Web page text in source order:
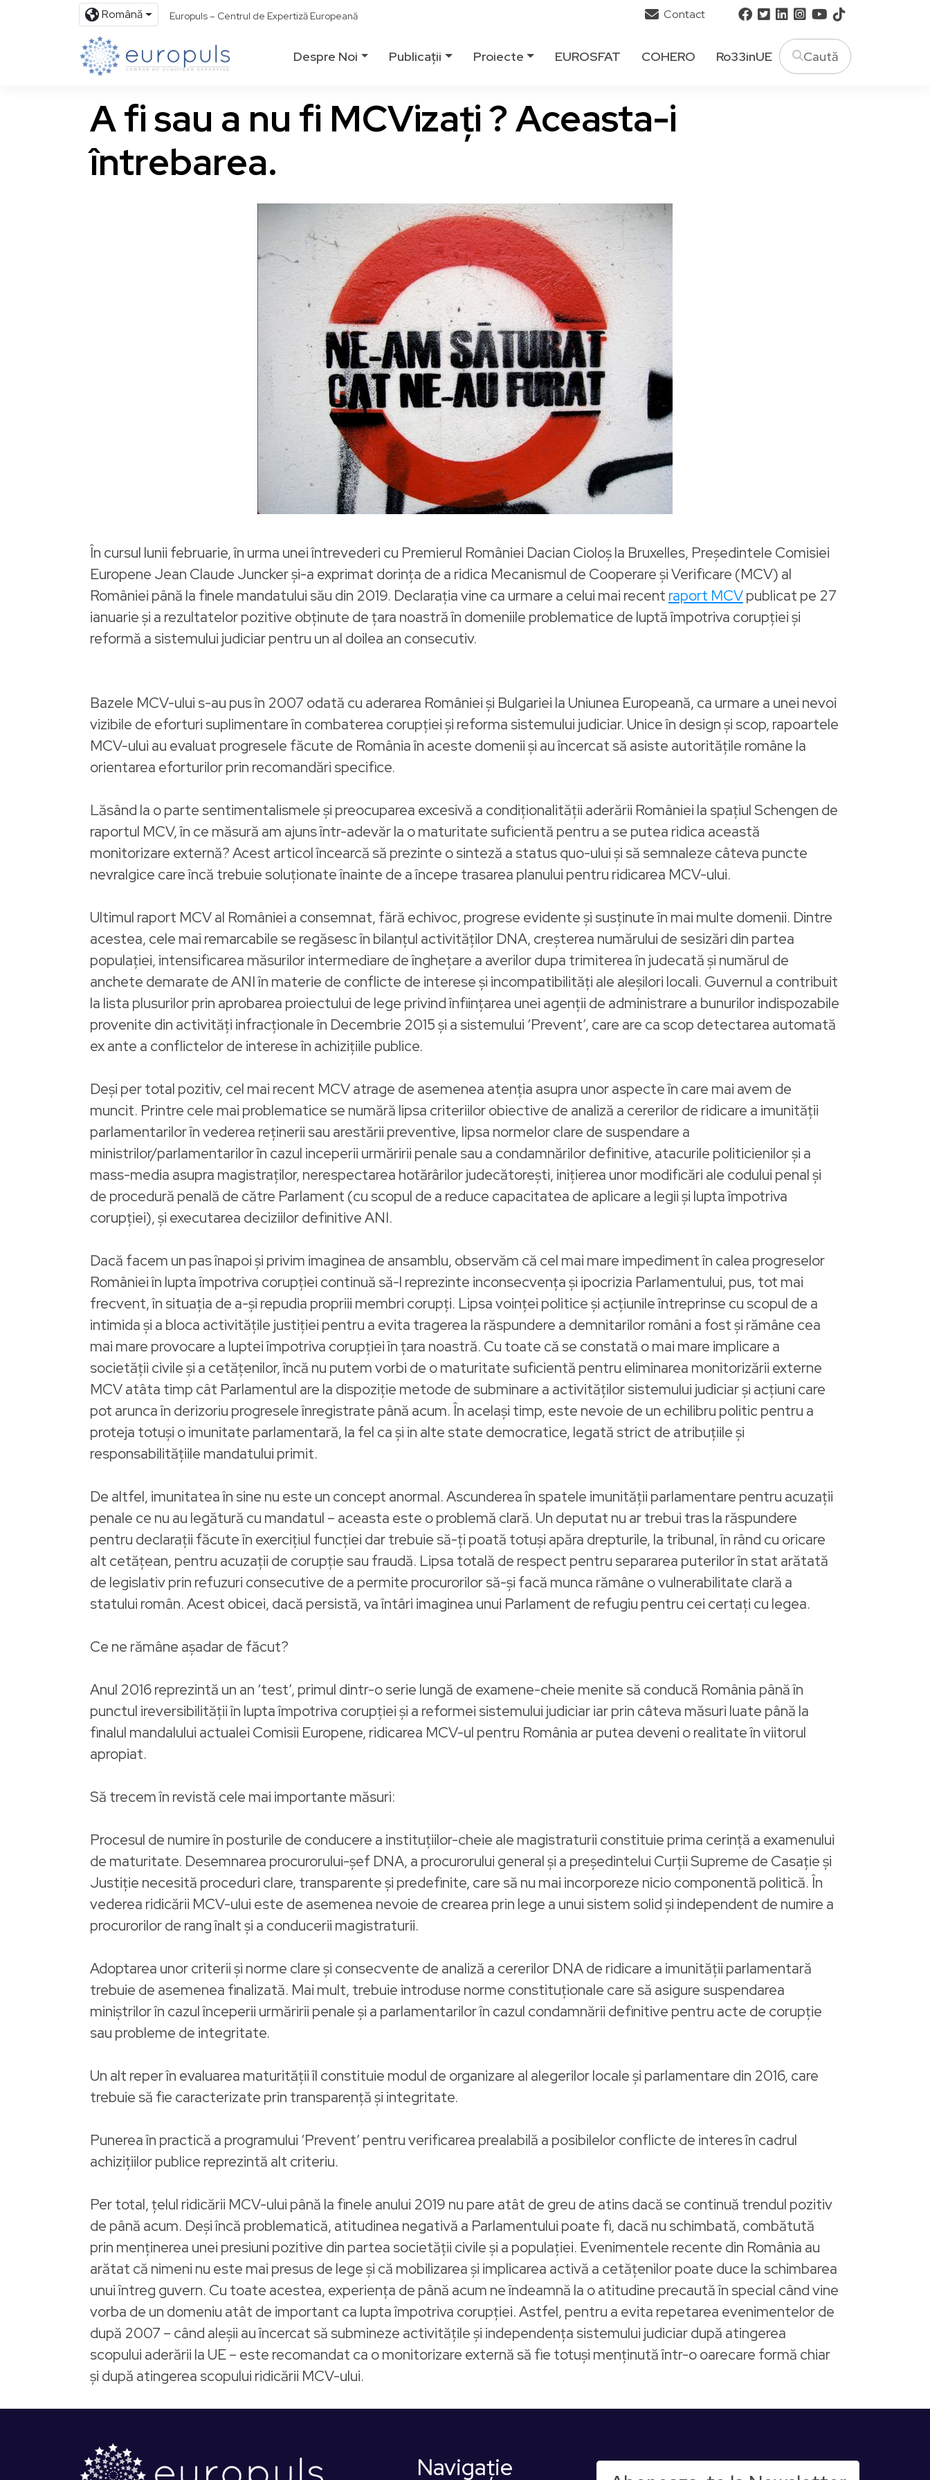
Română Europuls – Centrul de Expertiză Europeană Contact
Despre Noi Publicații Proiecte EUROSFAT COHERO Ro33inUE
A fi sau a nu fi MCVizaţi ? Aceasta-i
întrebarea.
În cursul lunii februarie, în urma unei întrevederi cu Premierul României Dacian Cioloş la Bruxelles, Preşedintele Comisiei
Europene Jean Claude Juncker şi-a exprimat dorinţa de a ridica Mecanismul de Cooperare şi Verificare (MCV) al
României până la finele mandatului său din 2019. Declaraţia vine ca urmare a celui mai recent raport MCVpublicat pe 27
ianuarie şi a rezultatelor pozitive obţinute de ţara noastră în domeniile problematice de luptă împotriva corupţiei şi
reformă a sistemului judiciar pentru un al doilea an consecutiv.
Bazele MCV-ului s-au pus în 2007 odată cu aderarea României şi Bulgariei la Uniunea Europeană, ca urmare a unei nevoi
vizibile de eforturi suplimentare în combaterea corupţiei şi reforma sistemului judiciar. Unice în design şi scop, rapoartele
MCV-ului au evaluat progresele făcute de România în aceste domenii şi au încercat să asiste autorităţile române la
orientarea eforturilor prin recomandări specifice.
Lăsând la o parte sentimentalismele şi preocuparea excesivă a condiţionalităţii aderării României la spaţiul Schengen de
raportul MCV, în ce măsură am ajuns într-adevăr la o maturitate suficientă pentru a se putea ridica această
monitorizare externă? Acest articol încearcă să prezinte o sinteză a status quo-ului şi să semnaleze câteva puncte
nevralgice care încă trebuie soluţionate înainte de a începe trasarea planului pentru ridicarea MCV-ului.
Ultimul raport MCV al României a consemnat, fără echivoc, progrese evidente şi susţinute în mai multe domenii. Dintre
acestea, cele mai remarcabile se regăsesc în bilanţul activităţilor DNA, creşterea numărului de sesizări din partea
populaţiei, intensificarea măsurilor intermediare de îngheţare a averilor dupa trimiterea în judecată şi numărul de
anchete demarate de ANI în materie de conflicte de interese şi incompatibilităţi ale aleşilori locali. Guvernul a contribuit
la lista plusurilor prin aprobarea proiectului de lege privind înfiinţarea unei agenţii de administrare a bunurilor indispozabile
provenite din activităţi infracţionale în Decembrie 2015 şi a sistemului ‘Prevent’, care are ca scop detectarea automată
ex ante a conflictelor de interese în achiziţiile publice.
Deşi per total pozitiv, cel mai recent MCV atrage de asemenea atenţia asupra unor aspecte în care mai avem de
muncit. Printre cele mai problematice se numără lipsa criteriilor obiective de analiză a cererilor de ridicare a imunităţii
parlamentarilor în vederea reţinerii sau arestării preventive, lipsa normelor clare de suspendare a
ministrilor/parlamentarilor în cazul inceperii urmăririi penale sau a condamnărilor definitive, atacurile politicienilor şi a
mass-media asupra magistraţilor, nerespectarea hotărârilor judecătoreşti, iniţierea unor modificări ale codului penal şi
de procedură penală de către Parlament (cu scopul de a reduce capacitatea de aplicare a legii şi lupta împotriva
corupţiei), şi executarea deciziilor definitive ANI.
Dacă facem un pas înapoi şi privim imaginea de ansamblu, observăm că cel mai mare impediment în calea progreselor
României în lupta împotriva corupţiei continuă să-l reprezinte inconsecvenţa şi ipocrizia Parlamentului, pus, tot mai
frecvent, în situaţia de a-şi repudia propriii membri corupţi. Lipsa voinţei politice şi acţiunile întreprinse cu scopul de a
intimida şi a bloca activităţile justiţiei pentru a evita tragerea la răspundere a demnitarilor români a fost şi rămâne cea
mai mare provocare a luptei împotriva corupţiei în ţara noastră. Cu toate că se constată o mai mare implicare a
societăţii civile şi a cetăţenilor, încă nu putem vorbi de o maturitate suficientă pentru eliminarea monitorizării externe
MCV atâta timp cât Parlamentul are la dispoziţie metode de subminare a activităţilor sistemului judiciar şi acţiuni care
pot arunca în derizoriu progresele înregistrate până acum. În același timp, este nevoie de un echilibru politic pentru a
proteja totuși o imunitate parlamentară, la fel ca și in alte state democratice, legată strict de atribuțiile și
responsabilitățiile mandatului primit.
De altfel, imunitatea în sine nu este un concept anormal. Ascunderea în spatele imunității parlamentare pentru acuzații
penale ce nu au legătură cu mandatul – aceasta este o problemă clară. Un deputat nu ar trebui tras la răspundere
pentru declarații făcute în exercițiul funcției dar trebuie să-ți poată totuși apăra drepturile, la tribunal, în rând cu oricare
alt cetățean, pentru acuzații de corupție sau fraudă. Lipsa totală de respect pentru separarea puterilor în stat arătată
de legislativ prin refuzuri consecutive de a permite procurorilor să-și facă munca rămâne o vulnerabilitate clară a
statului român. Acest obicei, dacă persistă, va întâri imaginea unui Parlament de refugiu pentru cei certați cu legea.
Ce ne rămâne așadar de făcut?
Anul 2016 reprezintă un an ‘test’, primul dintr-o serie lungă de examene-cheie menite să conducă România până în
punctul ireversibilităţii în lupta împotriva corupţiei şi a reformei sistemului judiciar iar prin câteva măsuri luate până la
finalul mandalului actualei Comisii Europene, ridicarea MCV-ul pentru România ar putea deveni o realitate în viitorul
apropiat.
Să trecem în revistă cele mai importante măsuri:
Procesul de numire în posturile de conducere a instituţiilor-cheie ale magistraturii constituie prima cerinţă a examenului
de maturitate. Desemnarea procurorului-şef DNA, a procurorului general şi a preşedintelui Curţii Supreme de Casaţie şi
Justiţie necesită proceduri clare, transparente şi predefinite, care să nu mai incorporeze nicio componentă politică. În
vederea ridicării MCV-ului este de asemenea nevoie de crearea prin lege a unui sistem solid şi independent de numire a
procurorilor de rang înalt şi a conducerii magistraturii.
Adoptarea unor criterii şi norme clare şi consecvente de analiză a cererilor DNA de ridicare a imunităţii parlamentară
trebuie de asemenea finalizată. Mai mult, trebuie introduse norme constituţionale care să asigure suspendarea
miniştrilor în cazul începerii urmăririi penale şi a parlamentarilor în cazul condamnării definitive pentru acte de corupţie
sau probleme de integritate.
Un alt reper în evaluarea maturităţii îl constituie modul de organizare al alegerilor locale şi parlamentare din 2016, care
trebuie să fie caracterizate prin transparenţă şi integritate.
Punerea în practică a programului ‘Prevent’ pentru verificarea prealabilă a posibilelor conflicte de interes în cadrul
achiziţiilor publice reprezintă alt criteriu.
Per total, ţelul ridicării MCV-ului până la finele anului 2019 nu pare atât de greu de atins dacă se continuă trendul pozitiv
de până acum. Deşi încă problematică, atitudinea negativă a Parlamentului poate fi, dacă nu schimbată, combătută
prin menţinerea unei presiuni pozitive din partea societăţii civile şi a populaţiei. Evenimentele recente din România au
arătat că nimeni nu este mai presus de lege şi că mobilizarea şi implicarea activă a cetăţenilor poate duce la schimbarea
unui întreg guvern. Cu toate acestea, experienţa de până acum ne îndeamnă la o atitudine precaută în special când vine
vorba de un domeniu atât de important ca lupta împotriva corupţiei. Astfel, pentru a evita repetarea evenimentelor de
după 2007 – când aleşii au încercat să submineze activităţile şi independenţa sistemului judiciar după atingerea
scopului aderării la UE – este recomandat ca o monitorizare externă să fie totuşi menţinută într-o oarecare formă chiar
şi după atingerea scopului ridicării MCV-ului.
Navigaţie